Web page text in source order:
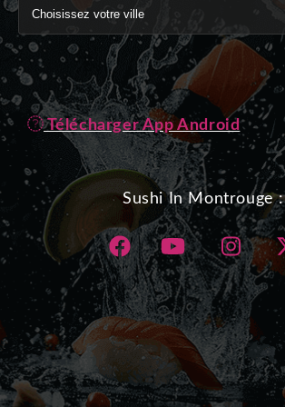
Télécharger App Android
Sushi In Montrouge :